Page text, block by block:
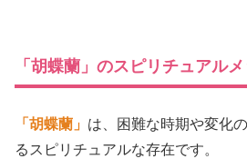
「胡蝶蘭」のスピリチュアル
「胡蝶蘭」 は、困難な時期や変化
るスピリチュアルな存在です。